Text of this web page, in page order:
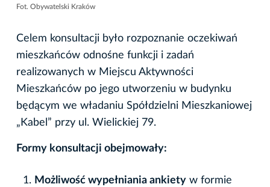
Fot. Obywatelski Kraków
Celem konsultacji było rozpoznanie oczekiwań
mieszkańców odnośne funkcji i zadań
realizowanych w Miejscu Aktywności
Mieszkańców po jego utworzeniu w budynku
będącym we władaniu Spółdzielni Mieszkaniowej
„Kabel” przy ul. Wielickiej 79.
Formy konsultacji obejmowały:
Możliwość wypełniania ankiety w formie